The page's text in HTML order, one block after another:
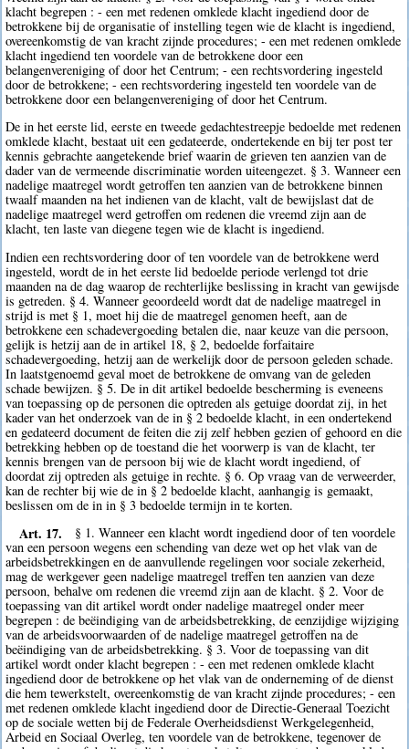
klacht begrepen : - een met redenen omklede klacht ingediend door de
betrokkene bij de organisatie of instelling tegen wie de klacht is ingediend,
overeenkomstig de van kracht zijnde procedures; - een met redenen omklede
klacht ingediend ten voordele van de betrokkene door een
belangenvereniging of door het Centrum; - een rechtsvordering ingesteld
door de betrokkene; - een rechtsvordering ingesteld ten voordele van de
betrokkene door een belangenvereniging of door het Centrum.
De in het eerste lid, eerste en tweede gedachtestreepje bedoelde met redenen
omklede klacht, bestaat uit een gedateerde, ondertekende en bij ter post ter
kennis gebrachte aangetekende brief waarin de grieven ten aanzien van de
dader van de vermeende discriminatie worden uiteengezet. § 3. Wanneer een
nadelige maatregel wordt getroffen ten aanzien van de betrokkene binnen
twaalf maanden na het indienen van de klacht, valt de bewijslast dat de
nadelige maatregel werd getroffen om redenen die vreemd zijn aan de
klacht, ten laste van diegene tegen wie de klacht is ingediend.
Indien een rechtsvordering door of ten voordele van de betrokkene werd
ingesteld, wordt de in het eerste lid bedoelde periode verlengd tot drie
maanden na de dag waarop de rechterlijke beslissing in kracht van gewijsde
is getreden. § 4. Wanneer geoordeeld wordt dat de nadelige maatregel in
strijd is met § 1, moet hij die de maatregel genomen heeft, aan de
betrokkene een schadevergoeding betalen die, naar keuze van die persoon,
gelijk is hetzij aan de in artikel 18, § 2, bedoelde forfaitaire
schadevergoeding, hetzij aan de werkelijk door de persoon geleden schade.
In laatstgenoemd geval moet de betrokkene de omvang van de geleden
schade bewijzen. § 5. De in dit artikel bedoelde bescherming is eveneens
van toepassing op de personen die optreden als getuige doordat zij, in het
kader van het onderzoek van de in § 2 bedoelde klacht, in een ondertekend
en gedateerd document de feiten die zij zelf hebben gezien of gehoord en die
betrekking hebben op de toestand die het voorwerp is van de klacht, ter
kennis brengen van de persoon bij wie de klacht wordt ingediend, of
doordat zij optreden als getuige in rechte. § 6. Op vraag van de verweerder,
kan de rechter bij wie de in § 2 bedoelde klacht, aanhangig is gemaakt,
beslissen om de in in § 3 bedoelde termijn in te korten.
Art. 17.
§ 1. Wanneer een klacht wordt ingediend door of ten voordele
van een persoon wegens een schending van deze wet op het vlak van de
arbeidsbetrekkingen en de aanvullende regelingen voor sociale zekerheid,
mag de werkgever geen nadelige maatregel treffen ten aanzien van deze
persoon, behalve om redenen die vreemd zijn aan de klacht. § 2. Voor de
toepassing van dit artikel wordt onder nadelige maatregel onder meer
begrepen : de beëindiging van de arbeidsbetrekking, de eenzijdige wijziging
van de arbeidsvoorwaarden of de nadelige maatregel getroffen na de
beëindiging van de arbeidsbetrekking. § 3. Voor de toepassing van dit
artikel wordt onder klacht begrepen : - een met redenen omklede klacht
ingediend door de betrokkene op het vlak van de onderneming of de dienst
die hem tewerkstelt, overeenkomstig de van kracht zijnde procedures; - een
met redenen omklede klacht ingediend door de Directie-Generaal Toezicht
op de sociale wetten bij de Federale Overheidsdienst Werkgelegenheid,
Arbeid en Sociaal Overleg, ten voordele van de betrokkene, tegenover de